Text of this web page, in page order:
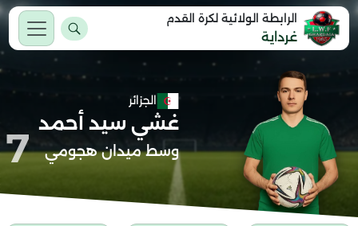
الرابطة الولائية لكرة القدم
غرداية
الجزائر
غشي سيد أحمد
وسط ميدان هجومي 7